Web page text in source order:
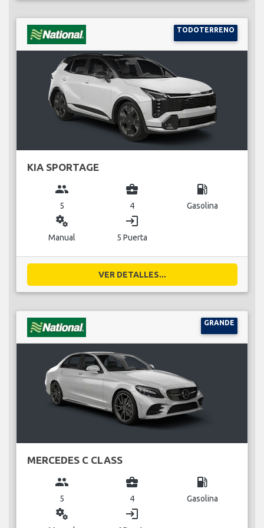
TODOTERRENO
KIA SPORTAGE
group
5
business_center
4
local_gas_station
Gasolina
miscellaneous_services
Manual
login
5 Puerta
VER DETALLES...
GRANDE
MERCEDES C CLASS
group
5
business_center
4
local_gas_station
Gasolina
miscellaneous_services login